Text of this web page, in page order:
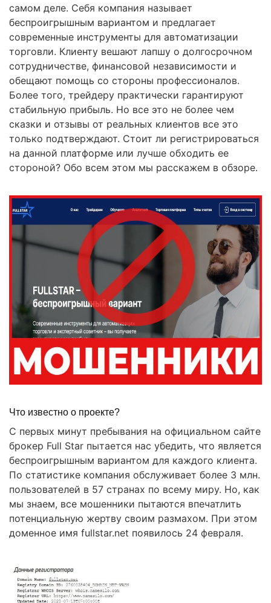
самом деле. Себя компания называет
беспроигрышным вариантом и предлагает
современные инструменты для автоматизации
торговли. Клиенту вешают лапшу о долгосрочном
сотрудничестве, финансовой независимости и
обещают помощь со стороны профессионалов.
Более того, трейдеру практически гарантируют
стабильную прибыль. Но все это не более чем
сказки и отзывы от реальных клиентов все это
только подтверждают. Стоит ли регистрироваться
на данной платформе или лучше обходить ее
стороной? Обо всем этом мы расскажем в обзоре.
Что известно о проекте?
С первых минут пребывания на официальном сайте
брокер Full Star пытается нас убедить, что является
беспроигрышным вариантом для каждого клиента.
По статистике компания обслуживает более 3 млн.
пользователей в 57 странах по всему миру. Но, как
мы знаем, все мошенники пытаются впечатлить
потенциальную жертву своим размахом. При этом
доменное имя fullstar.net появилось 24 февраля.